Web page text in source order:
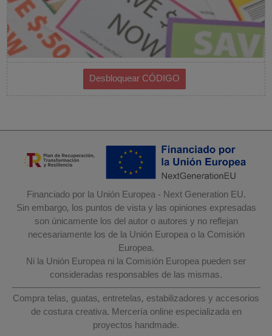
Financiado por la Unión Europea - Next Generation EU.
Sin embargo, los puntos de vista y las opiniones expresadas
son únicamente los del autor o autores y no reflejan
necesariamente los de la Unión Europea o la Comisión
Europea.
Ni la Unión Europea ni la Comisión Europea pueden ser
consideradas responsables de las mismas.
Compra telas, guatas, entretelas, estabilizadores y accesorios
de costura creativa. Mercería online especializada en
proyectos handmade.